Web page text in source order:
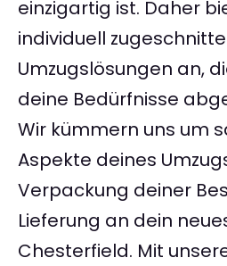
einzigartig ist. Daher
individuell
Umzugslösungen an,
deine Bedürfnisse
Wir kümmern uns um
Aspekte deines
Verpackung deiner
Lieferung an dein
Chesterfield. Mit